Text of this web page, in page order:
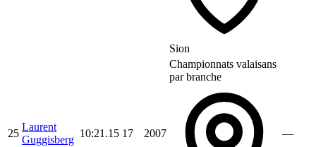
Sion
25
Laurent
Guggisberg
10:21.15 17 2007
Championnats valaisans
par branche
—